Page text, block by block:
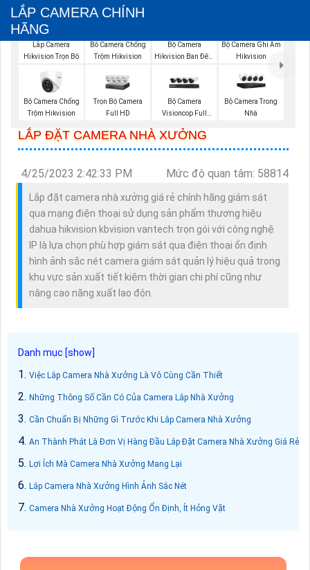
LẮP CAMERA CHÍNH
HÃNG
Lắp Camera
Hikvision Trọn Bộ
Bô Camera Chống
Trộm Hikvision
Bộ Camera
Hikvision Ban Đêm
Bộ Camera Ghi Âm
Hikvision
Bộ Camera Chống
Trộm Hikvision
Trọn Bộ Camera
Full HD
Bộ Camera
Visioncop Full
Bộ Camera Trong
Nhà
LẮP ĐẶT CAMERA NHÀ XƯỞNG
4/25/2023 2:42:33 PM Mức độ quan tâm: 58814
Lắp đặt camera nhà xưởng giá rẻ chính hãng giám sát
qua mạng điện thoại sử dụng sản phẩm thương hiệu
dahua hikvision kbvision vantech trọn gói với công nghệ
IP là lựa chọn phù hợp giám sát qua điện thoại ổn định
hình ảnh sắc nét camera giám sát quản lý hiệu quả trong
khu vực sản xuất tiết kiệm thời gian chi phí cũng như
nâng cao năng xuất lao độn.
Việc Lắp Camera Nhà Xưởng Là Vô Cùng Cần Thiết
Những Thông Số Cần Có Của Camera Lắp Nhà Xưởng
Cần Chuẩn Bị Những Gì Trước Khi Lắp Camera Nhà Xưởng
An Thành Phát Là Đơn Vị Hàng Đầu Lắp Đặt Camera Nhà Xưởng Giá Rẻ
Lợi Ích Mà Camera Nhà Xưởng Mang Lại
Lắp Camera Nhà Xưởng Hình Ảnh Sắc Nét
Camera Nhà Xưởng Hoạt Động Ổn Định, Ít Hỏng Vặt